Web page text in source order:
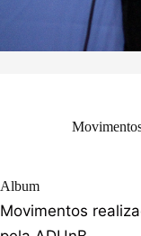
Album
Movimentos